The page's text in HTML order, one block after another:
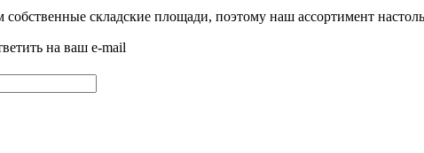
складские площади, поэтому наш ассортимент
на ваш e-mail